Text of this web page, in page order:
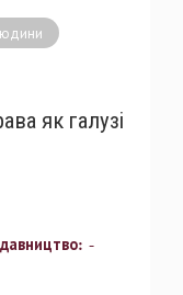
як галузі
-